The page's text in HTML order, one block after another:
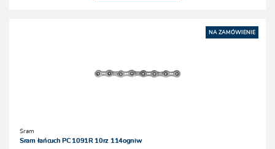
NA ZAMÓWIENIE
Sram
Sram łańcuch PC 1091R 10rz 114ogniw